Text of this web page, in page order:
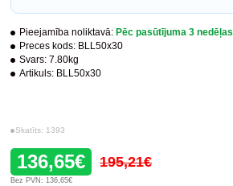
Pieejamība noliktavā: Pēc pasūtījuma 3 nedēļas
Preces kods: BLL50x30
Svars: 7.80kg
Artikuls: BLL50x30
Skatīts: 1393
136,65€ 195,21€
Bez PVN: 136,65€